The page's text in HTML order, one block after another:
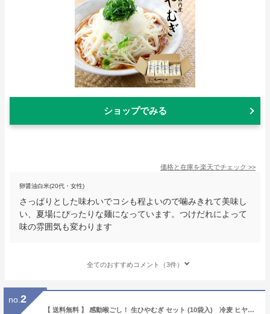
ショップでみる
価格と在庫を楽天でチェック >>
卵醤油白米(20代・女性)
さっぱりとした味わいでコシも程よいので噛みきれて美味し
い、夏場にぴったりな麺になっています。つけだれによって
味の雰囲気も変わります
全てのおすすめコメント（3件）
no. 2
【 送料無料 】 感動喉ごし！ 生ひやむぎ セット (10袋入) 冷麦 ヒヤムギ お取り寄せ 産地直送 北海道 宗谷 稚内市 【 父の日 ファザーズデー 誕生日 プレゼント 内祝い ギフト グルメ 贈り物 】